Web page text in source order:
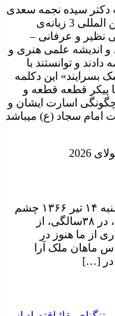
دکتر سیده نجمه سعدی
نظریه پرداز و شخصیت تراز اول علمی – بین المللی 3 زبانه‌ی
نظیر و عرفانی –
و اندیشه علمی هنری و
و توانستند با
بسرایند» این دکلمه
پیکر قطعه قطعه و
اسارت ایشان و
امام سجاد (ع) میباشد
به گزارش کلام قلم، ماهان ملک‌آرا، در یکشنبه ۱۴ تیر ۱۳۶۶ چشم
به جهان گشود و در یکشنبه ۱۷ خرداد ۱۴۰۵، در ۳۸سالگی، از
از ما هنوز در
ماهان ملک آرا
در […]